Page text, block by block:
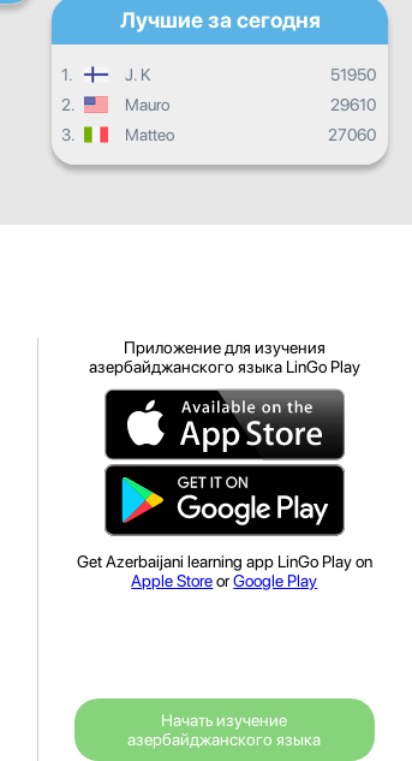
Лучшие за сегодня
1. J. K
51950
2.
Mauro
29610
3.
Matteo 27060
Приложение для изучения
азербайджанского языка LinGo Play
Get Azerbaijani learning app LinGo Play on
Apple StoreorGoogle Play
Начать изучение
азербайджанского языка